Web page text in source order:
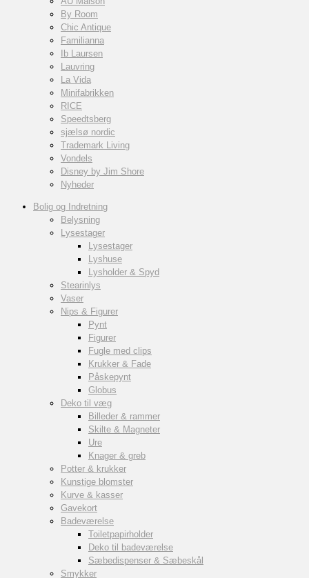
By Room
Chic Antique
Familianna
Ib Laursen
Lauvring
La Vida
Minifabrikken
RICE
Speedtsberg
sjælsø nordic
Trademark Living
Vondels
Disney by Jim Shore
Nyheder
Bolig og Indretning
Belysning
Lysestager
Lysestager
Lyshuse
Lysholder & Spyd
Stearinlys
Vaser
Nips & Figurer
Pynt
Figurer
Fugle med clips
Krukker & Fade
Påskepynt
Globus
Deko til væg
Billeder & rammer
Skilte & Magneter
Ure
Knager & greb
Potter & krukker
Kunstige blomster
Kurve & kasser
Gavekort
Badeværelse
Toiletpapirholder
Deko til badeværelse
Sæbedispenser & Sæbeskål
Smykker